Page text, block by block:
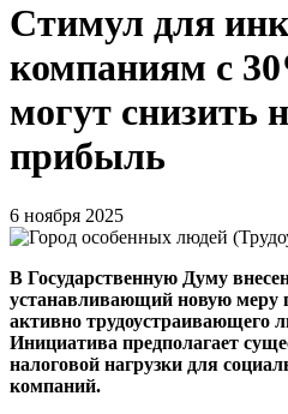
Стимул для
компаниям с
могут снизить
прибыль
6 ноября 2025
В Государственную Думу
устанавливающий новую меру
активно трудоустраивающего
Инициатива предполагает
налоговой нагрузки для
компаний.